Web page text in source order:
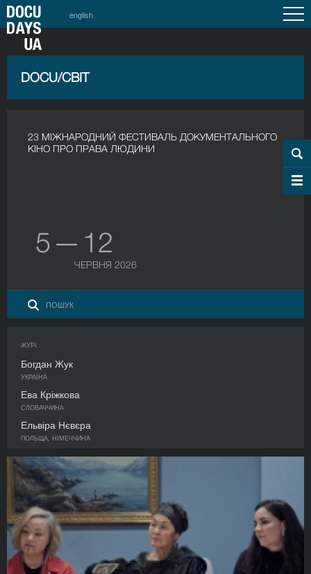
english
DOCU/СВІТ
23 МІЖНАРОДНИЙ ФЕСТИВАЛЬ ДОКУМЕНТАЛЬНОГО
КІНО ПРО ПРАВА ЛЮДИНИ
5 — 12
ЧЕРВНЯ 2026
ЖУРІ
Богдан Жук
УКРАЇНА
Ева Кріжкова
СЛОВАЧЧИНА
Ельвіра Нєвєра
ПОЛЬЩА, НІМЕЧЧИНА